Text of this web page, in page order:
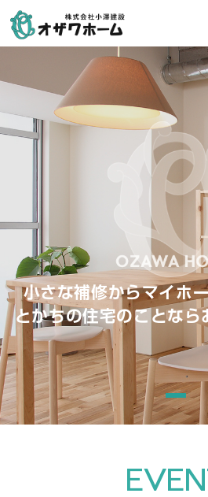
小さな補修からマイホ
とかちの住宅のことなら